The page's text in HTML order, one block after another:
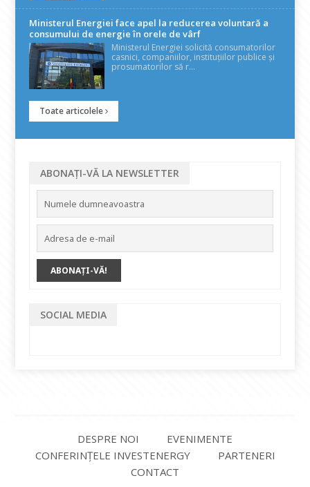
Ministerul Energiei face apel la reducerea voluntară a
consumului de energie în orele de vârf
Ministerul Energiei solicită consumatorilor
casnici, companiilor, instituțiilor publice și
prosumatorilor să r...
Toate articolele
ABONAȚI-VĂ LA NEWSLETTER
SOCIAL MEDIA
DESPRE NOI
EVENIMENTE
CONFERINȚELE INVESTENERGY
PARTENERI
CONTACT